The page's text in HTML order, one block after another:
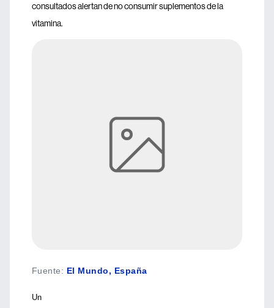
consultados alertan de no consumir suplementos de la
vitamina.
Fuente: El Mundo, España
Un